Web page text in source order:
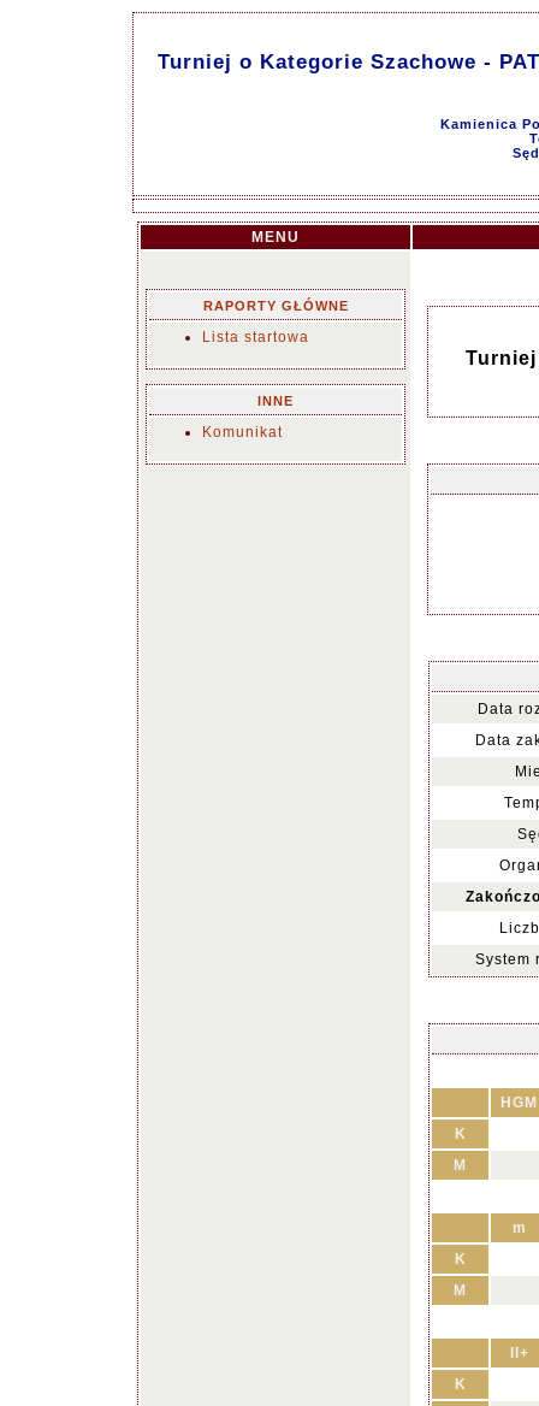
Turniej o Kategorie Szachowe -
Kamienica
MENU
RAPORTY GŁÓWNE
Lista startowa
INNE
Komunikat
Turniej
Data
Data
System
HGM
K
M
m
K
M
II+
K